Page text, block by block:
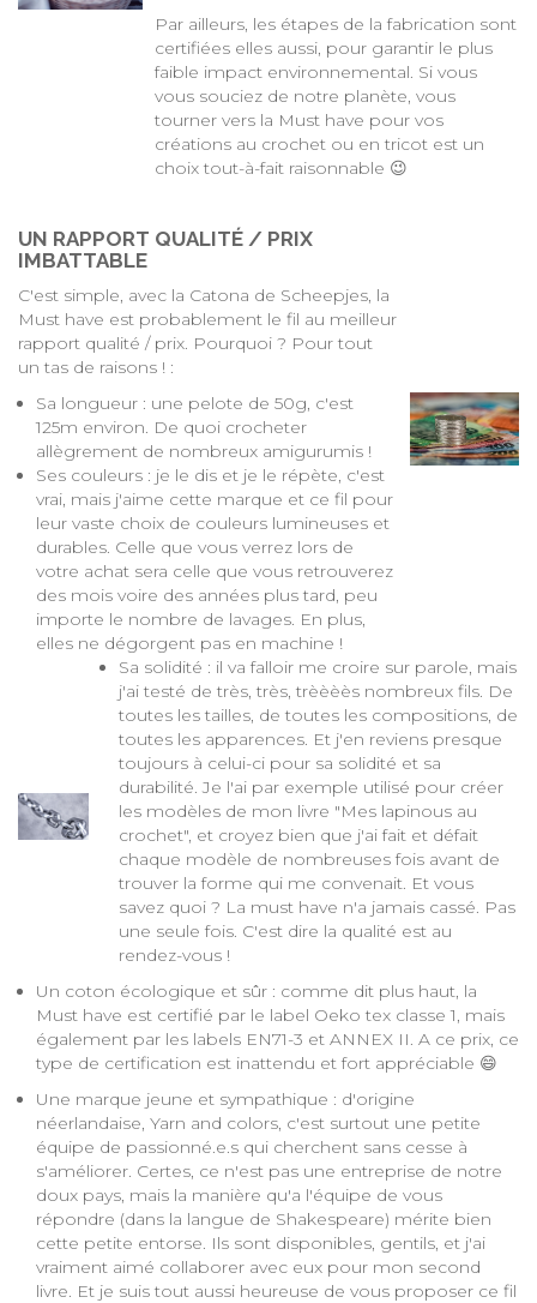
Par ailleurs, les étapes de la fabrication sont
certifiées elles aussi, pour garantir le plus
faible impact environnemental. Si vous
vous souciez de notre planète, vous
tourner vers la Must have pour vos
créations au crochet ou en tricot est un
choix tout-à-fait raisonnable 😉
UN RAPPORT QUALITÉ / PRIX
IMBATTABLE
C'est simple, avec la Catona de Scheepjes, la
Must have est probablement le fil au meilleur
rapport qualité / prix. Pourquoi ? Pour tout
un tas de raisons ! :
Sa longueur : une pelote de 50g, c'est
125m environ. De quoi crocheter
allègrement de nombreux amigurumis !
Ses couleurs : je le dis et je le répète, c'est
vrai, mais j'aime cette marque et ce fil pour
leur vaste choix de couleurs lumineuses et
durables. Celle que vous verrez lors de
votre achat sera celle que vous retrouverez
des mois voire des années plus tard, peu
importe le nombre de lavages. En plus,
elles ne dégorgent pas en machine !
Sa solidité : il va falloir me croire sur parole, mais
j'ai testé de très, très, trèèèès nombreux fils. De
toutes les tailles, de toutes les compositions, de
toutes les apparences. Et j'en reviens presque
toujours à celui-ci pour sa solidité et sa
durabilité. Je l'ai par exemple utilisé pour créer
les modèles de mon livre "Mes lapinous au
crochet", et croyez bien que j'ai fait et défait
chaque modèle de nombreuses fois avant de
trouver la forme qui me convenait. Et vous
savez quoi ? La must have n'a jamais cassé. Pas
une seule fois. C'est dire la qualité est au
rendez-vous !
Un coton écologique et sûr : comme dit plus haut, la
Must have est certifié par le label Oeko tex classe 1, mais
également par les labels EN71-3 et ANNEX II. A ce prix, ce
type de certification est inattendu et fort appréciable 😄
Une marque jeune et sympathique : d'origine
néerlandaise, Yarn and colors, c'est surtout une petite
équipe de passionné.e.s qui cherchent sans cesse à
s'améliorer. Certes, ce n'est pas une entreprise de notre
doux pays, mais la manière qu'a l'équipe de vous
répondre (dans la langue de Shakespeare) mérite bien
cette petite entorse. Ils sont disponibles, gentils, et j'ai
vraiment aimé collaborer avec eux pour mon second
livre. Et je suis tout aussi heureuse de vous proposer ce fil